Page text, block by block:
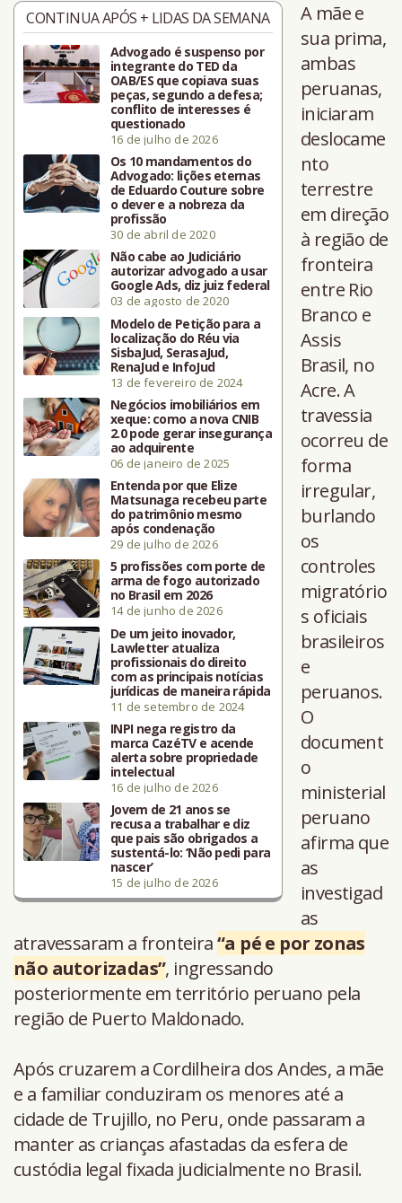
CONTINUA APÓS + LIDAS DA SEMANA
Advogado é suspenso por
integrante do TED da
OAB/ES que copiava suas
peças, segundo a defesa;
conflito de interesses é
questionado
16 de julho de 2026
Os 10 mandamentos do
Advogado: lições eternas
de Eduardo Couture sobre
o dever e a nobreza da
profissão
30 de abril de 2020
Não cabe ao Judiciário
autorizar advogado a usar
Google Ads, diz juiz federal
03 de agosto de 2020
Modelo de Petição para a
localização do Réu via
SisbaJud, SerasaJud,
RenaJud e InfoJud
13 de fevereiro de 2024
Negócios imobiliários em
xeque: como a nova CNIB
2.0 pode gerar insegurança
ao adquirente
06 de janeiro de 2025
Entenda por que Elize
Matsunaga recebeu parte
do patrimônio mesmo
após condenação
29 de julho de 2026
5 profissões com porte de
arma de fogo autorizado
no Brasil em 2026
14 de junho de 2026
De um jeito inovador,
Lawletter atualiza
profissionais do direito
com as principais notícias
jurídicas de maneira rápida
11 de setembro de 2024
INPI nega registro da
marca CazéTV e acende
alerta sobre propriedade
intelectual
16 de julho de 2026
Jovem de 21 anos se
recusa a trabalhar e diz
que pais são obrigados a
sustentá-lo: ‘Não pedi para
nascer’
15 de julho de 2026
A mãe e
sua prima,
ambas
peruanas,
iniciaram
deslocame
nto
terrestre
em direção
à região de
fronteira
entre Rio
Branco e
Assis
Brasil, no
Acre. A
travessia
ocorreu de
forma
irregular,
burlando
os
controles
migratório
s oficiais
brasileiros
e
peruanos.
O
document
o
ministerial
peruano
afirma que
as
investigad
as
atravessaram a fronteira“a pé e por zonas
não autorizadas”, ingressando
posteriormente em território peruano pela
região de Puerto Maldonado.
Após cruzarem a Cordilheira dos Andes, a mãe
e a familiar conduziram os menores até a
cidade de Trujillo, no Peru, onde passaram a
manter as crianças afastadas da esfera de
custódia legal fixada judicialmente no Brasil.